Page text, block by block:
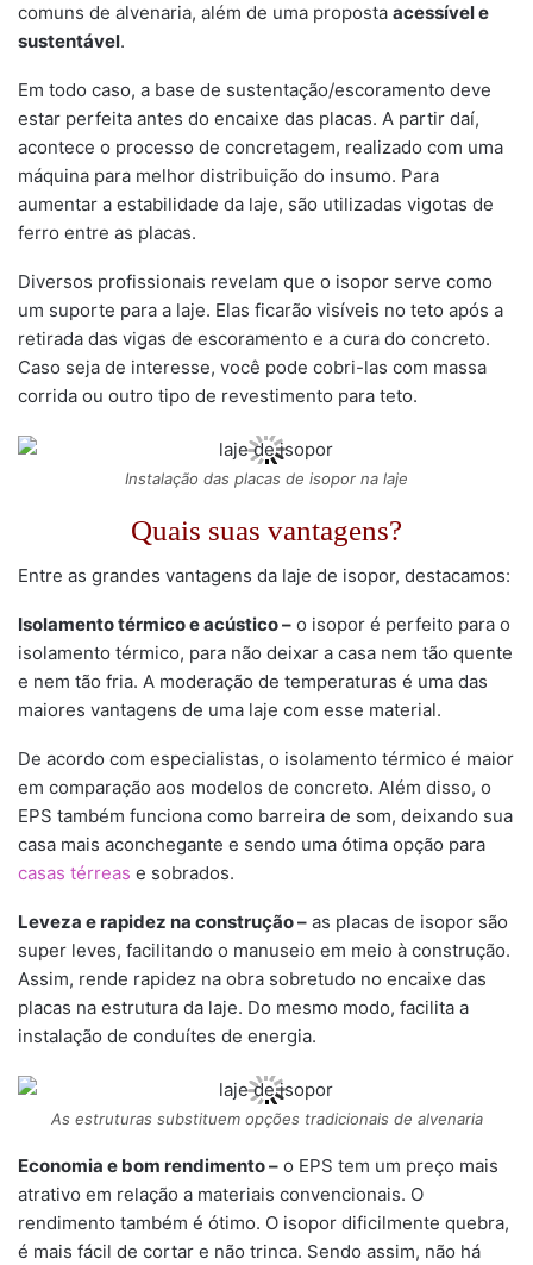
comuns de alvenaria, além de uma proposta acessível e
sustentável.
Em todo caso, a base de sustentação/escoramento deve
estar perfeita antes do encaixe das placas. A partir daí,
acontece o processo de concretagem, realizado com uma
máquina para melhor distribuição do insumo. Para
aumentar a estabilidade da laje, são utilizadas vigotas de
ferro entre as placas.
Diversos profissionais revelam que o isopor serve como
um suporte para a laje. Elas ficarão visíveis no teto após a
retirada das vigas de escoramento e a cura do concreto.
Caso seja de interesse, você pode cobri-las com massa
corrida ou outro tipo de revestimento para teto.
Instalação das placas de isopor na laje
Quais suas vantagens?
Entre as grandes vantagens da laje de isopor, destacamos:
Isolamento térmico e acústico – o isopor é perfeito para o
isolamento térmico, para não deixar a casa nem tão quente
e nem tão fria. A moderação de temperaturas é uma das
maiores vantagens de uma laje com esse material.
De acordo com especialistas, o isolamento térmico é maior
em comparação aos modelos de concreto. Além disso, o
EPS também funciona como barreira de som, deixando sua
casa mais aconchegante e sendo uma ótima opção para
casas térreas e sobrados.
Leveza e rapidez na construção – as placas de isopor são
super leves, facilitando o manuseio em meio à construção.
Assim, rende rapidez na obra sobretudo no encaixe das
placas na estrutura da laje. Do mesmo modo, facilita a
instalação de conduítes de energia.
As estruturas substituem opções tradicionais de alvenaria
Economia e bom rendimento – o EPS tem um preço mais
atrativo em relação a materiais convencionais. O
rendimento também é ótimo. O isopor dificilmente quebra,
é mais fácil de cortar e não trinca. Sendo assim, não há